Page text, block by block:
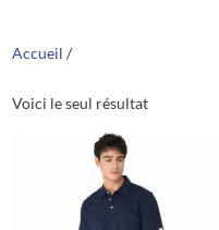
Accueil /
Voici le seul résultat